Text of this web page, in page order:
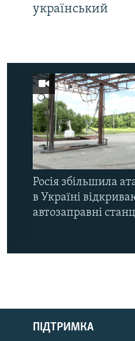
РУС
український
Росія збільшила
в Україні
автозаправні
ПІДТРИМКА